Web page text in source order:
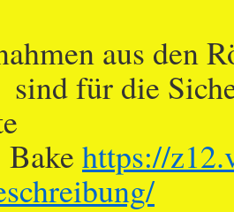
aus den
sind für die
https://